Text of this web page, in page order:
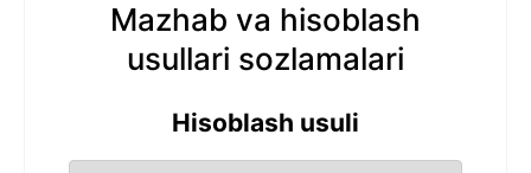
Mazhab va hisoblash
usullari sozlamalari
Hisoblash usuli